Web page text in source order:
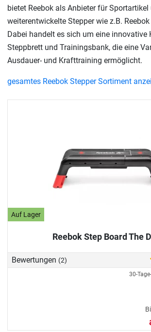
Auf Lager
Reebok Step Board The
Bewertungen (2)
30-
bietet Reebok als Anbieter für
weiterentwickelte Stepper wie z.B.
Dabei handelt es sich um eine innovative
Steppbrett und Trainingsbank, die eine
Ausdauer- und Krafttraining ermöglicht.
gesamtes Reebok Stepper Sortiment